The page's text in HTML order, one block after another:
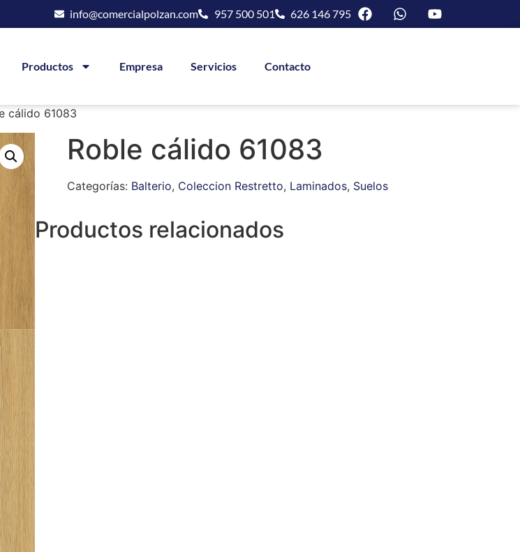
info@comercialpolzan.com 957 500 501 626 146 795
Productos Empresa Servicios Contacto
cálido 61083
Roble cálido 61083
Categorías: Balterio, Coleccion Restretto, Laminados, Suelos
Productos relacionados